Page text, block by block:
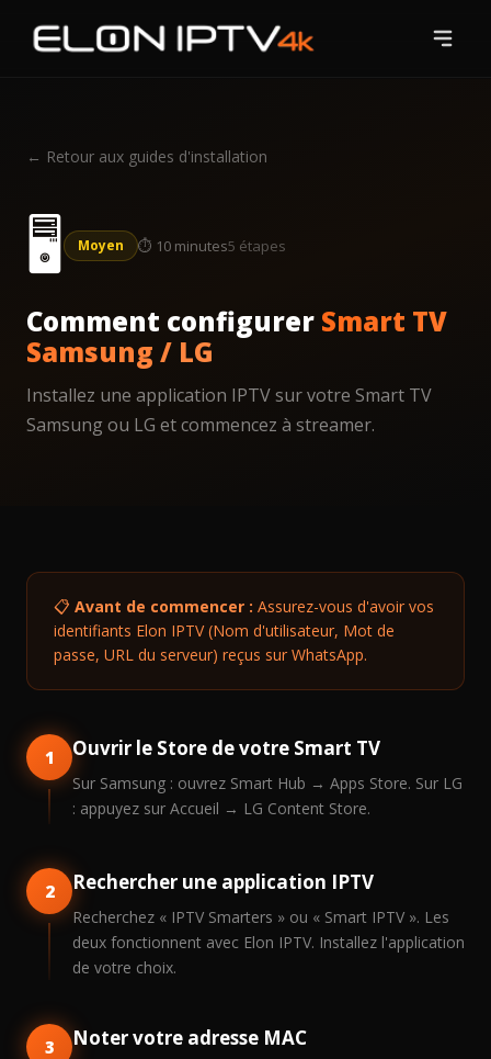
Tarifs
Blog
Contact
Essai Gratuit
← Retour aux guides d'installation
🖥️ Moyen ⏱ 10 minutes5 étapes
Comment configurer Smart TV
Samsung / LG
Installez une application IPTV sur votre Smart TV
Samsung ou LG et commencez à streamer.
📋 Avant de commencer : Assurez-vous d'avoir vos
identifiants Elon IPTV (Nom d'utilisateur, Mot de
passe, URL du serveur) reçus sur WhatsApp.
1 Ouvrir le Store de votre Smart TV
Sur Samsung : ouvrez Smart Hub → Apps Store. Sur LG
: appuyez sur Accueil → LG Content Store.
2 Rechercher une application IPTV
Recherchez « IPTV Smarters » ou « Smart IPTV ». Les
deux fonctionnent avec Elon IPTV. Installez l'application
de votre choix.
3 Noter votre adresse MAC